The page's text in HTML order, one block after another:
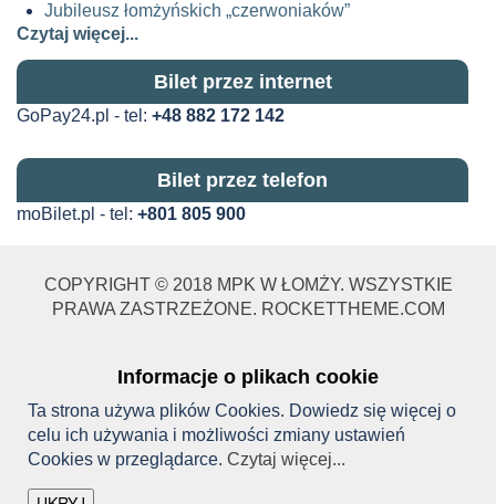
Jubileusz łomżyńskich „czerwoniaków”
Czytaj więcej...
Bilet przez internet
GoPay24.pl - tel: +48 882 172 142
Bilet przez telefon
moBilet.pl - tel: +801 805 900
COPYRIGHT © 2018 MPK W ŁOMŻY. WSZYSTKIE
PRAWA ZASTRZEŻONE. ROCKETTHEME.COM
Informacje o plikach cookie
Ta strona używa plików Cookies. Dowiedz się więcej o
celu ich używania i możliwości zmiany ustawień
Cookies w przeglądarce. Czytaj więcej...